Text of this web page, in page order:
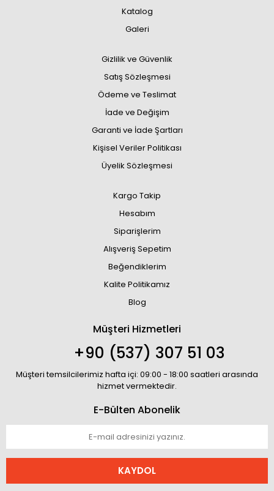
Katalog
Galeri
Gizlilik ve Güvenlik
Satış Sözleşmesi
Ödeme ve Teslimat
İade ve Değişim
Garanti ve İade Şartları
Kişisel Veriler Politikası
Üyelik Sözleşmesi
Kargo Takip
Hesabım
Siparişlerim
Alışveriş Sepetim
Beğendiklerim
Kalite Politikamız
Blog
Müşteri Hizmetleri
+90 (537) 307 51 03
Müşteri temsilcilerimiz hafta içi: 09:00 - 18:00 saatleri arasında
hizmet vermektedir.
E-Bülten Abonelik
KAYDOL